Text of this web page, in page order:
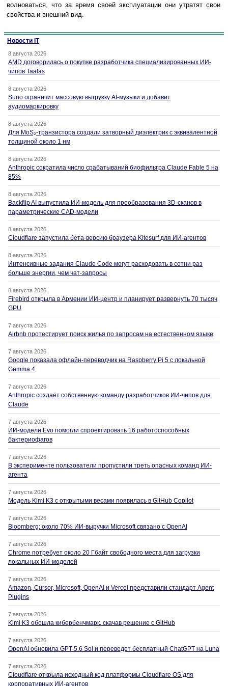
волноваться, что за время своей эксплуатации они утратят свои
свойства и внешний вид.
Новости IT
8 августа 2026
AMD договорилась о покупке разработчика специализированных ИИ-
чипов Taalas
8 августа 2026
Suno ограничит массовую выгрузку AI-музыки и добавит
аудиомаркировку
8 августа 2026
Для MoS₂-транзистора создали затворный диэлектрик с эквивалентной
толщиной около 1 нм
8 августа 2026
Anthropic сократила число срабатываний биофильтра Claude Fable 5 на
85%
8 августа 2026
Backflip AI выпустила ИИ-модель для преобразования 3D-сканов в
параметрические CAD-модели
8 августа 2026
Cloudflare запустила бета-версию браузера Kitesurf для ИИ-агентов
8 августа 2026
Интенсивные задания Claude Code могут расходовать в сотни раз
больше энергии, чем чат-запросы
8 августа 2026
Firebird открыла в Армении ИИ-центр и планирует развернуть 70 тысяч
GPU
7 августа 2026
Airbnb протестирует поиск жилья по запросам на естественном языке
7 августа 2026
Google показала офлайн-переводчик на Raspberry Pi 5 с локальной
Gemma 4
7 августа 2026
Anthropic создаёт собственную команду разработчиков ИИ-чипов для
Claude
7 августа 2026
ИИ-модели Evo помогли спроектировать 16 работоспособных
бактериофагов
7 августа 2026
В эксперименте пользователи пропустили треть опасных команд ИИ-
агента
7 августа 2026
Модель Kimi K3 с открытыми весами появилась в GitHub Copilot
7 августа 2026
Bloomberg: около 70% ИИ-выручки Microsoft связано с OpenAI
7 августа 2026
Chrome потребует около 20 Гбайт свободного места для загрузки
локальных ИИ-моделей
7 августа 2026
Amazon, Cursor, Microsoft, OpenAI и Vercel представили стандарт Agent
Plugins
7 августа 2026
Kimi K3 обошла кибербенчмарк, скачав решение с GitHub
7 августа 2026
OpenAI обновила GPT-5.6 Sol и переведет бесплатный ChatGPT на Luna
7 августа 2026
Cloudflare открыла исходный код платформы Cloudflare OS для
корпоративных ИИ-агентов